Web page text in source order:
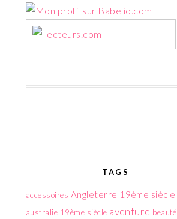
lecteurs.com
TAGS
accessoires Angleterre 19ème siècle
australie 19ème siècle aventure beauté